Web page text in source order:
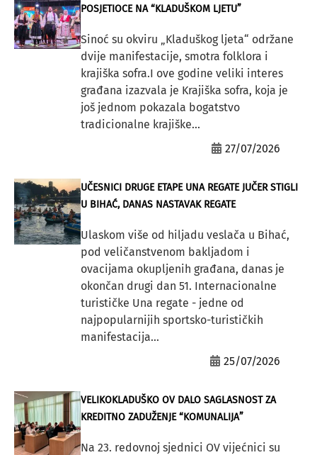
POSJETIOCE NA “KLADUŠKOM LJETU”
Sinoć su okviru „Kladuškog ljeta“ održane
dvije manifestacije, smotra folklora i
krajiška sofra.I ove godine veliki interes
građana izazvala je Krajiška sofra, koja je
još jednom pokazala bogatstvo
tradicionalne krajiške...
27/07/2026
UČESNICI DRUGE ETAPE UNA REGATE JUČER STIGLI
U BIHAĆ, DANAS NASTAVAK REGATE
Ulaskom više od hiljadu veslača u Bihać,
pod veličanstvenom bakljadom i
ovacijama okupljenih građana, danas je
okončan drugi dan 51. Internacionalne
turističke Una regate - jedne od
najpopularnijih sportsko-turističkih
manifestacija...
25/07/2026
VELIKOKLADUŠKO OV DALO SAGLASNOST ZA
KREDITNO ZADUŽENJE “KOMUNALIJA”
Na 23. redovnoj sjednici OV vijećnici su